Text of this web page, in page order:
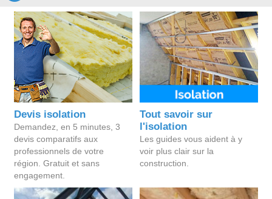
Devis isolation
Demandez, en 5 minutes, 3
devis comparatifs aux
professionnels de votre
région. Gratuit et sans
engagement.
Tout savoir sur
l'isolation
Les guides vous aident à y
voir plus clair sur la
construction.